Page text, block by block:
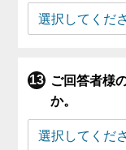
ご回答者様
か。